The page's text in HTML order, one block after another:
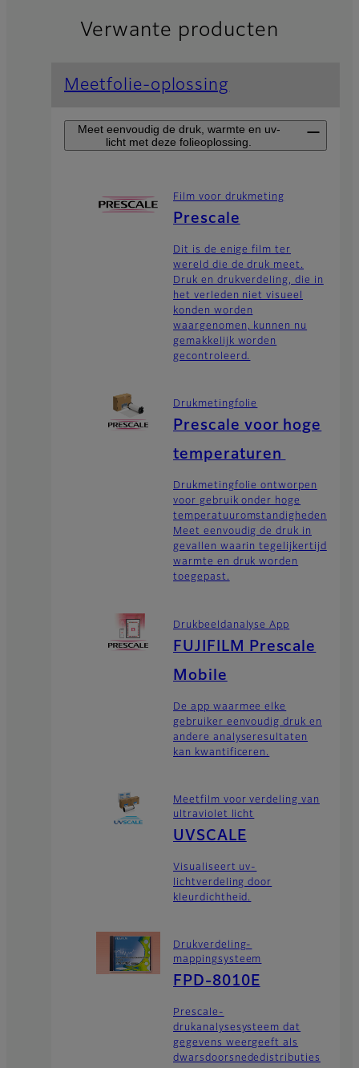
Verwante producten
Meetfolie-oplossing
Meet eenvoudig de druk, warmte en uv-
licht met deze folieoplossing.
Film voor drukmeting
Prescale
Dit is de enige film ter
wereld die de druk meet.
Druk en drukverdeling, die in
het verleden niet visueel
konden worden
waargenomen, kunnen nu
gemakkelijk worden
gecontroleerd.
Drukmetingfolie
Prescale voor hoge
temperaturen
Drukmetingfolie ontworpen
voor gebruik onder hoge
temperatuuromstandigheden:
Meet eenvoudig de druk in
gevallen waarin tegelijkertijd
warmte en druk worden
toegepast.
Drukbeeldanalyse App
FUJIFILM Prescale
Mobile
De app waarmee elke
gebruiker eenvoudig druk en
andere analyseresultaten
kan kwantificeren.
Meetfilm voor verdeling van
ultraviolet licht
UVSCALE
Visualiseert uv-
lichtverdeling door
kleurdichtheid.
Drukverdeling-
mappingsysteem
FPD-8010E
Prescale-
drukanalysesysteem dat
gegevens weergeeft als
dwarsdoorsnededistributies